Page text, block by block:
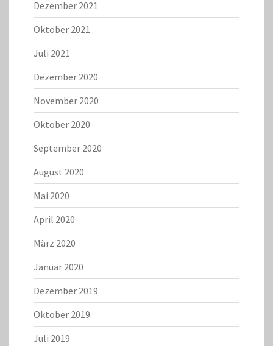
Dezember 2021
Oktober 2021
Juli 2021
Dezember 2020
November 2020
Oktober 2020
September 2020
August 2020
Mai 2020
April 2020
März 2020
Januar 2020
Dezember 2019
Oktober 2019
Juli 2019